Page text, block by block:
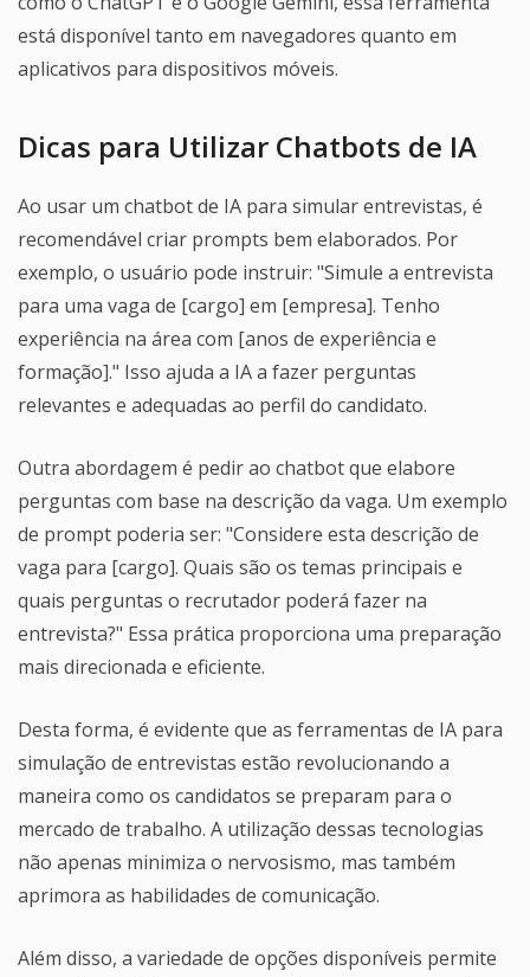
está disponível tanto em navegadores quanto em
aplicativos para dispositivos móveis.
Dicas para Utilizar Chatbots de IA
Ao usar um chatbot de IA para simular entrevistas, é
recomendável criar prompts bem elaborados. Por
exemplo, o usuário pode instruir: "Simule a entrevista
para uma vaga de [cargo] em [empresa]. Tenho
experiência na área com [anos de experiência e
formação]." Isso ajuda a IA a fazer perguntas
relevantes e adequadas ao perfil do candidato.
Outra abordagem é pedir ao chatbot que elabore
perguntas com base na descrição da vaga. Um exemplo
de prompt poderia ser: "Considere esta descrição de
vaga para [cargo]. Quais são os temas principais e
quais perguntas o recrutador poderá fazer na
entrevista?" Essa prática proporciona uma preparação
mais direcionada e eficiente.
Desta forma, é evidente que as ferramentas de IA para
simulação de entrevistas estão revolucionando a
maneira como os candidatos se preparam para o
mercado de trabalho. A utilização dessas tecnologias
não apenas minimiza o nervosismo, mas também
aprimora as habilidades de comunicação.
Além disso, a variedade de opções disponíveis permite